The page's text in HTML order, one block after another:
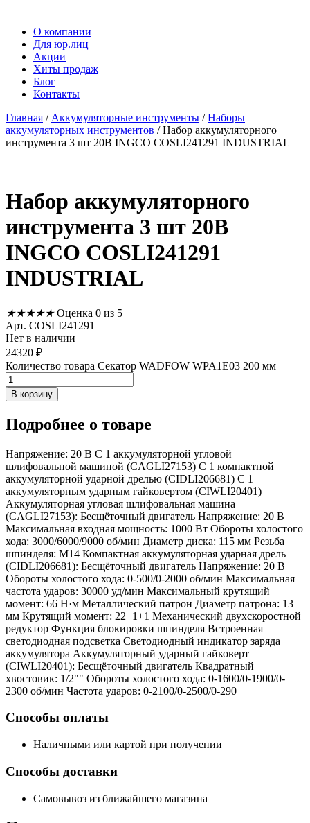
О компании
Для юр.лиц
Акции
Хиты продаж
Блог
Контакты
Главная / Аккумуляторные инструменты /Наборы
аккумуляторных инструментов / Набор аккумуляторного
инструмента 3 шт 20В INGCO COSLI241291 INDUSTRIAL
Набор аккумуляторного
инструмента 3 шт 20В
INGCO COSLI241291
INDUSTRIAL
★★★★★ Оценка 0 из 5
Арт. COSLI241291
Нет в наличии
24320 ₽
Количество товара Секатор WADFOW WPA1E03 200 мм
В корзину
Подробнее о товаре
Напряжение: 20 В С 1 аккумуляторной угловой
шлифовальной машиной (CAGLI27153) С 1 компактной
аккумуляторной ударной дрелью (CIDLI206681) С 1
аккумуляторным ударным гайковертом (CIWLI20401)
Аккумуляторная угловая шлифовальная машина
(CAGLI27153): Бесщёточный двигатель Напряжение: 20 В
Максимальная входная мощность: 1000 Вт Обороты холостого
хода: 3000/6000/9000 об/мин Диаметр диска: 115 мм Резьба
шпинделя: M14 Компактная аккумуляторная ударная дрель
(CIDLI206681): Бесщёточный двигатель Напряжение: 20 В
Обороты холостого хода: 0-500/0-2000 об/мин Максимальная
частота ударов: 30000 уд/мин Максимальный крутящий
момент: 66 Н·м Металлический патрон Диаметр патрона: 13
мм Крутящий момент: 22+1+1 Механический двухскоростной
редуктор Функция блокировки шпинделя Встроенная
светодиодная подсветка Светодиодный индикатор заряда
аккумулятора Аккумуляторный ударный гайковерт
(CIWLI20401): Бесщёточный двигатель Квадратный
хвостовик: 1/2"" Обороты холостого хода: 0-1600/0-1900/0-
2300 об/мин Частота ударов: 0-2100/0-2500/0-290
Способы оплаты
Наличными или картой при получении
Способы доставки
Самовывоз из ближайшего магазина